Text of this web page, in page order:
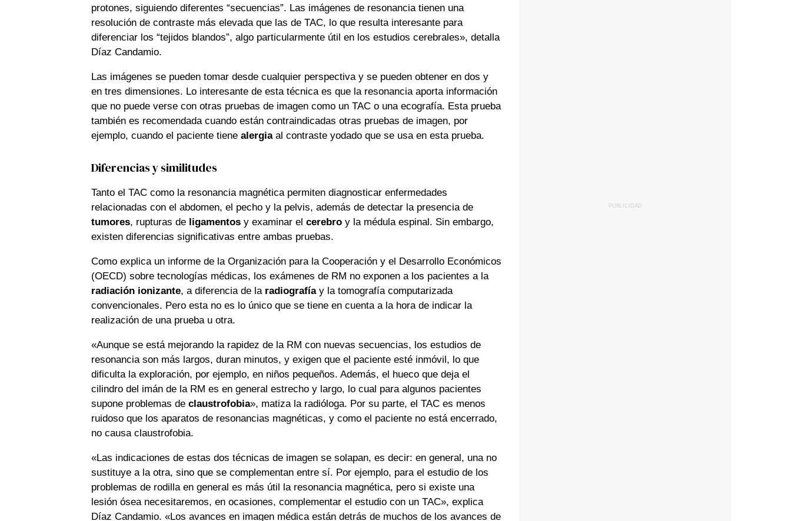
protones, siguiendo diferentes “secuencias”. Las imágenes de resonancia tienen una
resolución de contraste más elevada que las de TAC, lo que resulta interesante para
diferenciar los “tejidos blandos”, algo particularmente útil en los estudios cerebrales», detalla
Díaz Candamio.
Las imágenes se pueden tomar desde cualquier perspectiva y se pueden obtener en dos y
en tres dimensiones. Lo interesante de esta técnica es que la resonancia aporta información
que no puede verse con otras pruebas de imagen como un TAC o una ecografía. Esta prueba
también es recomendada cuando están contraindicadas otras pruebas de imagen, por
ejemplo, cuando el paciente tiene alergiaal contraste yodado que se usa en esta prueba.
Diferencias y similitudes
Tanto el TAC como la resonancia magnética permiten diagnosticar enfermedades
relacionadas con el abdomen, el pecho y la pelvis, además de detectar la presencia de
tumores, rupturas de ligamentosy examinar el cerebroy la médula espinal. Sin embargo,
existen diferencias significativas entre ambas pruebas.
Como explica un informe de la Organización para la Cooperación y el Desarrollo Económicos
(OECD) sobre tecnologías médicas, los exámenes de RM no exponen a los pacientes a la
radiación ionizante, a diferencia de la radiografíay la tomografía computarizada
convencionales. Pero esta no es lo único que se tiene en cuenta a la hora de indicar la
realización de una prueba u otra.
«Aunque se está mejorando la rapidez de la RM con nuevas secuencias, los estudios de
resonancia son más largos, duran minutos, y exigen que el paciente esté inmóvil, lo que
dificulta la exploración, por ejemplo, en niños pequeños. Además, el hueco que deja el
cilindro del imán de la RM es en general estrecho y largo, lo cual para algunos pacientes
supone problemas de claustrofobia», matiza la radióloga. Por su parte, el TAC es menos
ruidoso que los aparatos de resonancias magnéticas, y como el paciente no está encerrado,
no causa claustrofobia.
«Las indicaciones de estas dos técnicas de imagen se solapan, es decir: en general, una no
sustituye a la otra, sino que se complementan entre sí. Por ejemplo, para el estudio de los
problemas de rodilla en general es más útil la resonancia magnética, pero si existe una
lesión ósea necesitaremos, en ocasiones, complementar el estudio con un TAC», explica
Díaz Candamio. «Los avances en imagen médica están detrás de muchos de los avances de